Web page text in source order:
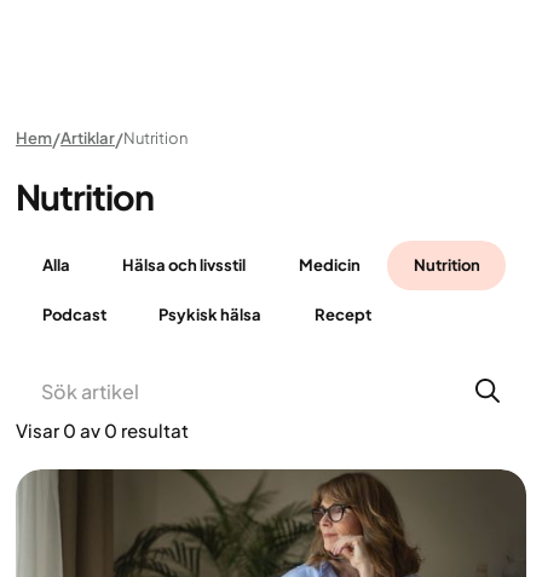
Hem Artiklar Nutrition
Nutrition
Alla Hälsa och livsstil Medicin Nutrition
Podcast Psykisk hälsa Recept
Visar0 av 0 resultat